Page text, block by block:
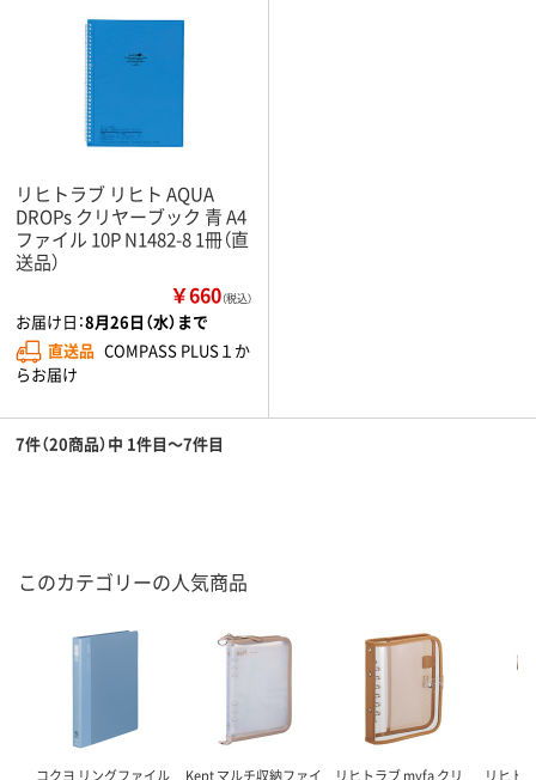
リヒトラブ リヒト AQUA
DROPs クリヤーブック 青 A4
ファイル 10P N1482-8 1冊（直
送品）
￥660（税込）
お届け日：8月26日（水）まで
直送品 COMPASS PLUS１か
らお届け
7件（20商品）中 1件目～7件目
このカテゴリーの人気商品
コクヨ リングファイル
Kept マルチ収納ファイ
リヒトラブ myfa クリ
リヒト